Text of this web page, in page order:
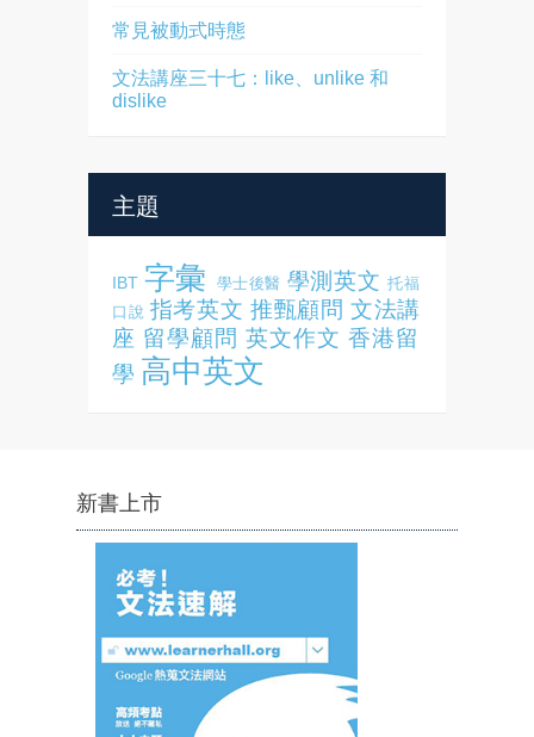
常見被動式時態
文法講座三十七：like、unlike 和
dislike
主題
IBT 字彙 學士後醫 學測英文 托福
口說 指考英文 推甄顧問 文法講
座 留學顧問 英文作文 香港留
學 高中英文
新書上市